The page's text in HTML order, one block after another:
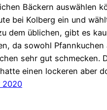
Bäckern auswählen
bei Kolberg ein und
dem üblichen, gibt es
da sowohl Pfannkuchen
sehr gut schmecken.
einen lockeren aber
2020